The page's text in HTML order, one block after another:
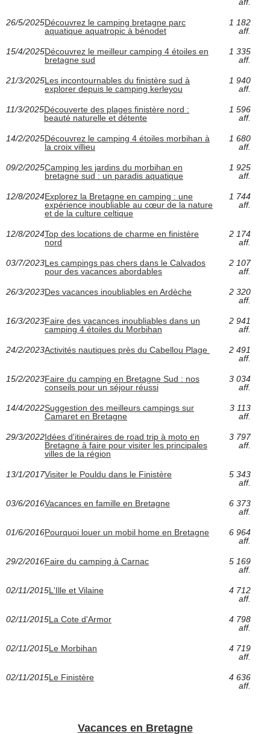
aff.
26/5/2025Découvrez le camping bretagne parc
aquatique aquatropic à bénodet
1 182
aff.
15/4/2025Découvrez le meilleur camping 4 étoiles en
bretagne sud
1 335
aff.
21/3/2025Les incontournables du finistère sud à
explorer depuis le camping kerleyou
1 940
aff.
11/3/2025Découverte des plages finistère nord :
beauté naturelle et détente
1 596
aff.
14/2/2025Découvrez le camping 4 étoiles morbihan à
la croix villieu
1 680
aff.
09/2/2025Camping les jardins du morbihan en
bretagne sud : un paradis aquatique
1 925
aff.
12/8/2024Explorez la Bretagne en camping : une
expérience inoubliable au cœur de la nature
et de la culture celtique
1 744
aff.
12/8/2024Top des locations de charme en finistère
nord
2 174
aff.
03/7/2023Les campings pas chers dans le Calvados
pour des vacances abordables
2 107
aff.
26/3/2023Des vacances inoubliables en Ardèche
2 320
aff.
16/3/2023Faire des vacances inoubliables dans un
camping 4 étoiles du Morbihan
2 941
aff.
24/2/2023Activités nautiques près du Cabellou Plage
2 491
aff.
15/2/2023Faire du camping en Bretagne Sud : nos
conseils pour un séjour réussi
3 034
aff.
14/4/2022Suggestion des meilleurs campings sur
Camaret en Bretagne
3 113
aff.
29/3/2022Idées d'itinéraires de road trip à moto en
Bretagne à faire pour visiter les principales
villes de la région
3 797
aff.
13/1/2017Visiter le Pouldu dans le Finistère
5 343
aff.
03/6/2016Vacances en famille en Bretagne
6 373
aff.
01/6/2016Pourquoi louer un mobil home en Bretagne
6 964
aff.
29/2/2016Faire du camping à Carnac
5 169
aff.
02/11/2015L'Ille et Vilaine
4 712
aff.
02/11/2015La Cote d'Armor
4 798
aff.
02/11/2015Le Morbihan
4 719
aff.
02/11/2015Le Finistère
4 636
aff.
Vacances en Bretagne